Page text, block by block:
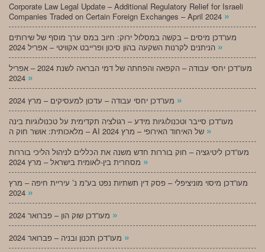
Corporate Law Legal Update – Additional Regulatory Relief for Israeli
Companies Traded on Certain Foreign Exchanges – April 2024 »
מעו”דכן מיסים – בקשה במסלול ירוק: חיוב במס ערך מוסף של שירותים
»
מעו”דכן יחסי עבודה – הקפאה והפחתה של דמי הבראה לשנת 2024 – אפריל
»
»
מעו”דכן סייבר וטכנולוגיות מידע – רגולציה תקדימית על טכנולוגיות בינה
»
מעו”דכן ליטיגציה – חוק בוררות חדש משנה את הכללים לניהול הליכי בוררות
»
מעו”דכן מיסוי מוניציפלי – פסק דין תשתיות נפט בע”מ נ’ עיריית חיפה – מרץ
»
»
»